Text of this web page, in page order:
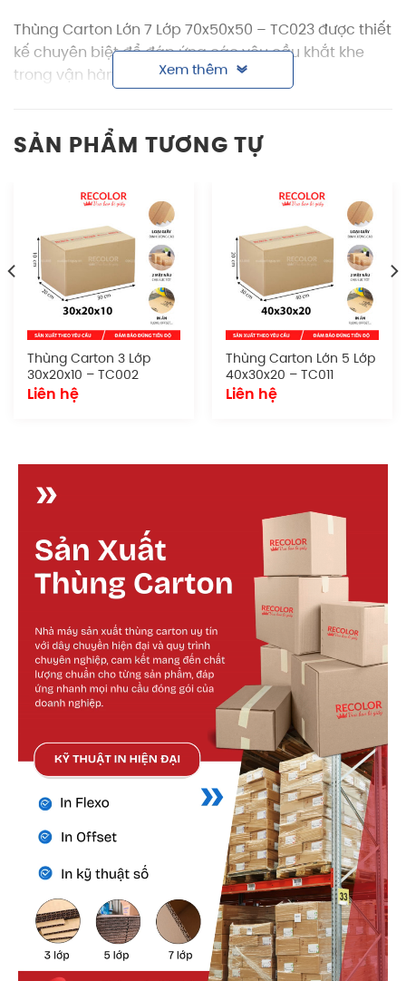
Thùng Carton Lớn 7 Lớp 70x50x50 – TC023 được thiết
kế chuyên biệt để đáp ứng các yêu cầu khắt khe
trong vận hành, lưu kho và logistics.
70x50x50
Sản phẩm sở hữu hình dáng tiêu chuẩn, dễ dàng
xếp chồng, vận chuyển và lưu trữ. Thích hợp cho cả
quy mô nhỏ lẫn doanh nghiệp lớn cần đóng gói
đồng bộ và chuyên nghiệp.
Chất liệu giấy:Sử dụng giấy carton chất
lượng tốt
Số lớp:7
Loại sóng:
Quy cách in ấn:
nghiệp, hướng dẫn xử lý, mã vạch hoặc tem
nhãn. Phù hợp cho cả in flexo lẫn offset.
Cấu tạothùng carton lớn 7 lớp 70x50x50
Cấu tạo bên ngoài
Lớp giấy mặt ngoài được lựa chọn kỹ lưỡng,
đảm bảo độ dày, độ bền và khả năng chịu tác
động cơ học.
Màu sắc có thể tùy chỉnh nhưng thường ưu tiên
tone kraft vàng cổ điển hoặc kraft trắng để dễ
nhận diện.
Bề mặt nhám nhẹ giúp tăng độ bám dính với
keo, tránh tình trạng bong tróc trong vận
chuyển.
Bề ngoài cũng dễ vệ sinh, không dễ bám bẩn
hoặc thấm nước nếu xử lý chống ẩm.
Cấu tạo bên trong
Lớp giấy sóng là lớp quan trọng nhất giúp gia
Xem thêm
SẢN PHẨM TƯƠNG TỰ
Thùng Carton 3 Lớp
30x20x10 – TC002
Liên hệ
Thùng Carton Lớn 5 Lớp
40x30x20 – TC011
Liên hệ